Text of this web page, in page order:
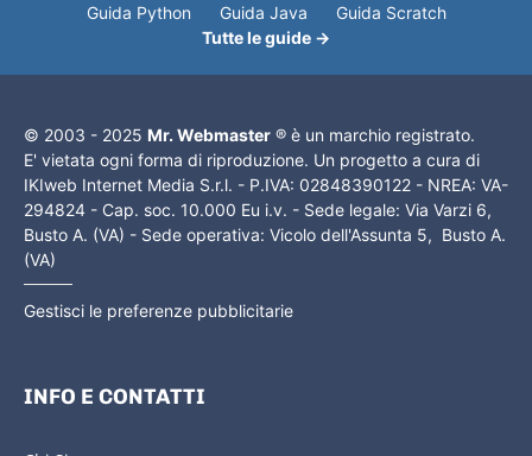
Guida Python
Guida Java
Guida Scratch
Tutte le guide →
© 2003 - 2025 Mr. Webmaster ® è un marchio registrato.
E' vietata ogni forma di riproduzione. Un progetto a cura di
IKIweb Internet Media S.r.l. - P.IVA: 02848390122 - NREA: VA-
294824 - Cap. soc. 10.000 Eu i.v. - Sede legale: Via Varzi 6,
Busto A. (VA) - Sede operativa: Vicolo dell'Assunta 5, Busto A.
(VA)
Gestisci le preferenze pubblicitarie
INFO E CONTATTI